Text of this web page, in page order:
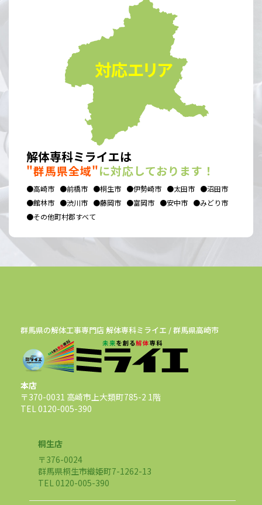
解体専科ミライエは
"群馬県全域"に対応しております！
●高崎市 ●前橋市 ●桐生市 ●伊勢崎市 ●太田市 ●沼田市
●館林市 ●渋川市 ●藤岡市 ●富岡市 ●安中市 ●みどり市
●その他町村郡すべて
群馬県の解体工事専門店 解体専科ミライエ / 群馬県高崎市
本店
〒370-0031 高崎市上大類町785-2 1階
TEL 0120-005-390
桐生店
〒376-0024
群馬県桐生市織姫町7-1262-13
TEL 0120-005-390